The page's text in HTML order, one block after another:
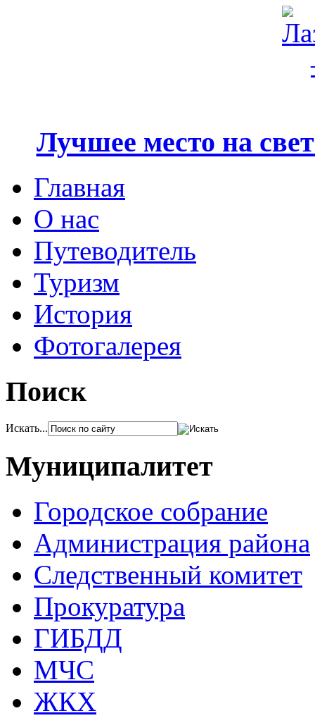
Лучшее место на
Главная
О нас
Путеводитель
Туризм
История
Фотогалерея
Поиск
Искать...
Муниципалитет
Городское собрание
Администрация района
Следственный комитет
Прокуратура
ГИБДД
МЧС
ЖКХ